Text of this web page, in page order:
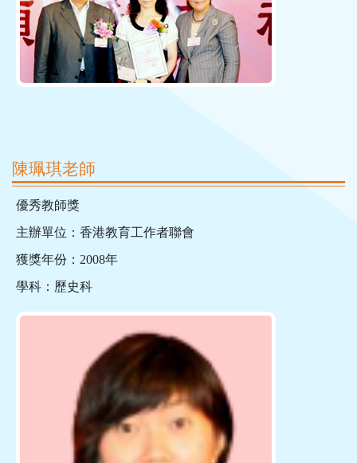
陳珮琪老師
優秀教師獎
主辦單位：香港教育工作者聯會
獲獎年份：2008年
學科：歷史科